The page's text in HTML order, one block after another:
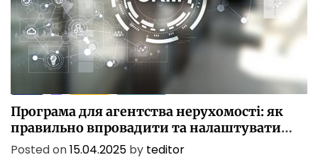
Програма для агентства нерухомості: як
правильно впровадити та налаштувати
CRM
Posted on15.04.2025 by teditor